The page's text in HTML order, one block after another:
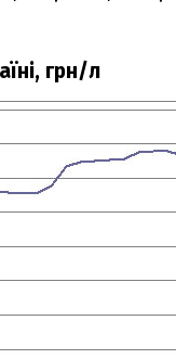
грн/л